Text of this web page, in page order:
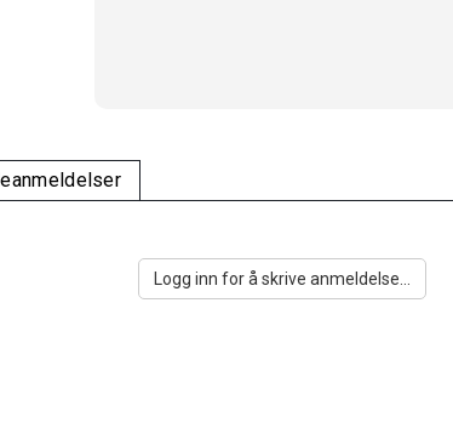
Logg inn for å skrive anmeldelse...